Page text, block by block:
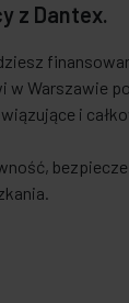
z Dantex.
w Warszawie
i